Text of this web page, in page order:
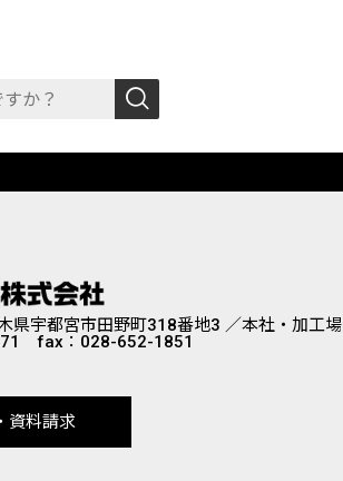
宇都宮市田野町318番地3 ／本社・加工場
fax：028-652-1851
資料請求